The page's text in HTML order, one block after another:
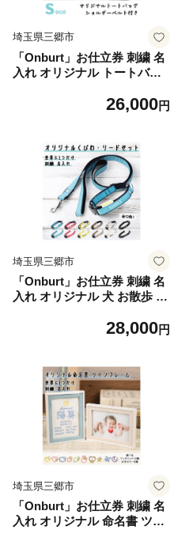
埼玉県三郷市
「Onburt」お仕立券 刺繍 名
入れ オリジナル トートバッ
26,000円
埼玉県三郷市
「Onburt」お仕立券 刺繍 名
入れ オリジナル 犬 お散歩 首
28,000円
埼玉県三郷市
「Onburt」お仕立券 刺繍 名
入れ オリジナル 命名書 ツイ